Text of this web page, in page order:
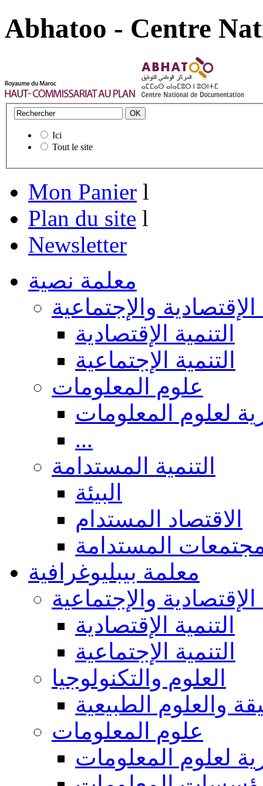
Abhatoo - Centre
Ici
Tout le site
Mon Panier l
Plan du site l
Newsletter
معلمة نصية
الإقتصادية والإجتماعية
التنمية الإقتصادية
التنمية الإجتماعية
علوم المعلومات
لعلوم المعلومات
...
التنمية المستدامة
البيئة
الاقتصاد المستدام
المستدامة
معلمة بيبليوغرافية
الإقتصادية والإجتماعية
التنمية الإقتصادية
التنمية الإجتماعية
العلوم والتكنولوجيا
والعلوم الطبيعية
علوم المعلومات
لعلوم المعلومات